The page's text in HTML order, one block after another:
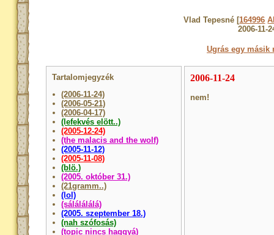
Vlad Tepesné [164996
2006-11-
Ugrás egy másik
Tartalomjegyzék
(2006-11-24)
(2006-05-21)
(2006-04-17)
(lefekvés elött..)
(2005-12-24)
(the malacis and the wolf)
(2005-11-12)
(2005-11-08)
(blö.)
(2005. október 31.)
(21gramm..)
(lol)
(sálálálálá)
(2005. szeptember 18.)
(nah szófosás)
(topic nincs haggyá)
2006-11-24
nem!